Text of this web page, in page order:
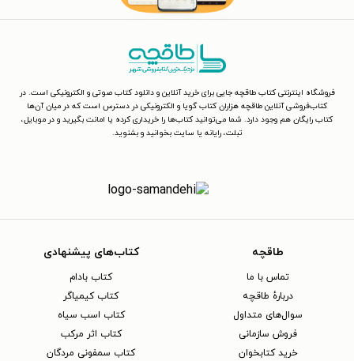
فروشگاه اینترنتی کتاب طاقچه جایی برای خرید آنلاین و دانلود کتاب صوتی و الکترونیکی است. در
کتاب‌فروشی آنلاین طاقچه هزاران کتاب گویا و الکترونیکی در دسترس است که در میان آن‌ها
کتاب رایگان هم وجود دارد. شما می‌توانید کتاب‌ها را خریداری کرده یا امانت بگیرید و در موبایل،
تبلت، رایانه یا سایت بخوانید و بشنوید.
طاقچه
تماس با ما
دربارهٔ طاقچه
سوال‌های متداول
فروش سازمانی
خرید کتابخوان
کتاب‌های پیشنهادی
کتاب بادام
کتاب کیمیاگر
کتاب اسب سیاه
کتاب اثر مرکب
کتاب سمفونی مردگان